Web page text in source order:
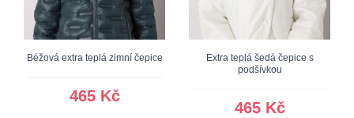
Béžová extra teplá zimní čepice
465 Kč
Extra teplá šedá čepice s
podšívkou
465 Kč